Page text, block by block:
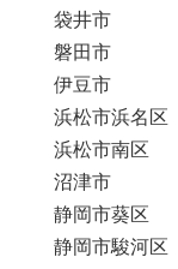
袋井市
磐田市
伊豆市
浜松市浜名区
浜松市南区
沼津市
静岡市葵区
静岡市駿河区